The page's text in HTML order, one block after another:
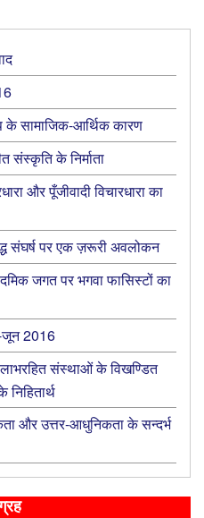
के सामाजिक-आर्थिक कारण
संस्कृति के निर्माता
और पूँजीवादी विचारधारा का
संघर्ष पर एक ज़रूरी अवलोकन
जगत पर भगवा फासिस्टों का
जून 2016
लाभरहित संस्थाओं के विखण्डित
और उत्तर-आधुनिकता के सन्दर्भ